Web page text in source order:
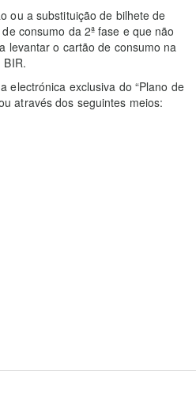
ou a substituição de bilhete de
consumo da 2ª fase e que não
levantar o cartão de consumo na
BIR.
electrónica exclusiva do “Plano de
através dos seguintes meios: